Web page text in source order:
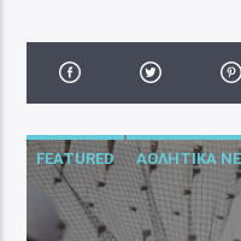
FEATURED ΑΘΛΗΤΙΚΑ